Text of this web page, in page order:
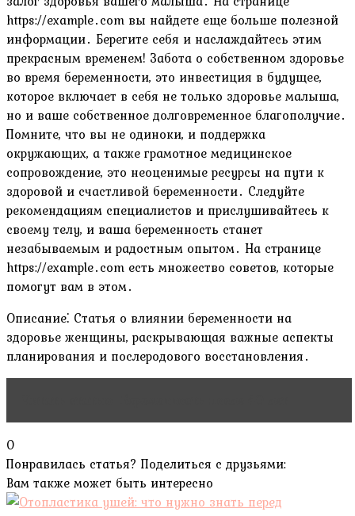
https://example․com вы найдете еще больше полезной
информации․ Берегите себя и наслаждайтесь этим
прекрасным временем! Забота о собственном здоровье
во время беременности, это инвестиция в будущее,
которое включает в себя не только здоровье малыша,
но и ваше собственное долговременное благополучие․
Помните, что вы не одиноки, и поддержка
окружающих, а также грамотное медицинское
сопровождение, это неоценимые ресурсы на пути к
здоровой и счастливой беременности․ Следуйте
рекомендациям специалистов и прислушивайтесь к
своему телу, и ваша беременность станет
незабываемым и радостным опытом․ На странице
https://example․com есть множество советов, которые
помогут вам в этом․
Описание⁚ Статья о влиянии беременности на
здоровье женщины, раскрывающая важные аспекты
планирования и послеродового восстановления․
0
Понравилась статья? Поделиться с друзьями:
Вам также может быть интересно